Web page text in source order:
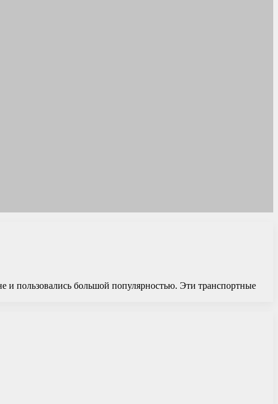
пользовались большой популярностью. Эти транспортные